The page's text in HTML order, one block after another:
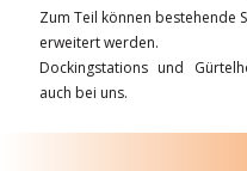
Zum Teil können bestehende
erweitert werden.
Dockingstations und
auch bei uns.